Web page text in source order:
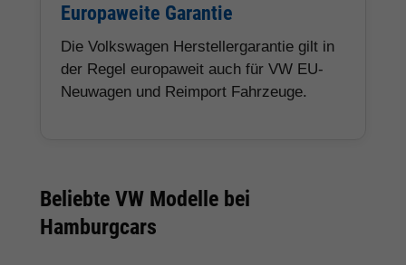
Europaweite Garantie
Die Volkswagen Herstellergarantie gilt in
der Regel europaweit auch für VW EU-
Neuwagen und Reimport Fahrzeuge.
Beliebte VW Modelle bei
Hamburgcars